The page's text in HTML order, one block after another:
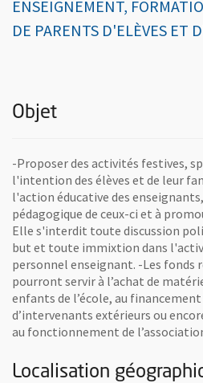
ENSEIGNEMENT,
DE PARENTS D'ELÈVES ET
Objet
-Proposer des activités festives,
l'intention des élèves et de leur
l'action éducative des
pédagogique de ceux-ci et à
Elle s'interdit toute discussion
but et toute immixtion dans
personnel enseignant. -Les fonds
pourront servir à l’achat de
enfants de l’école, au
d’intervenants extérieurs ou
au fonctionnement de
Localisation